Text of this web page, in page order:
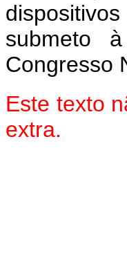
submeto
Congresso
Este texto
extra.